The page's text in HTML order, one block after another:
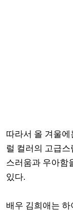
따라서 올 겨울
럴 컬러의 고급
스러움과 우아함
있다.
배우 김희애는